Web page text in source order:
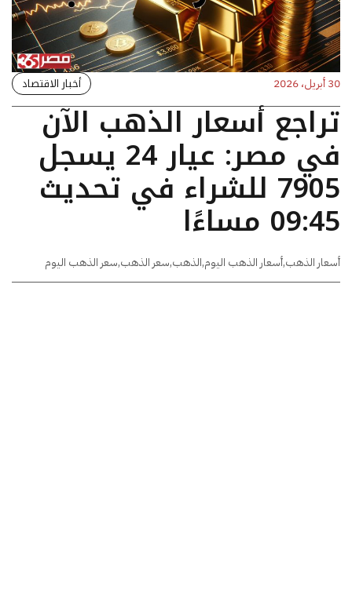
30 أبريل، 2026 أخبار الاقتصاد
تراجع أسعار الذهب الآن
في مصر: عيار 24 يسجل
7905 للشراء في تحديث
09:45 مساءًا
أسعار الذهب,أسعار الذهب اليوم,الذهب,سعر الذهب,سعر الذهب اليوم